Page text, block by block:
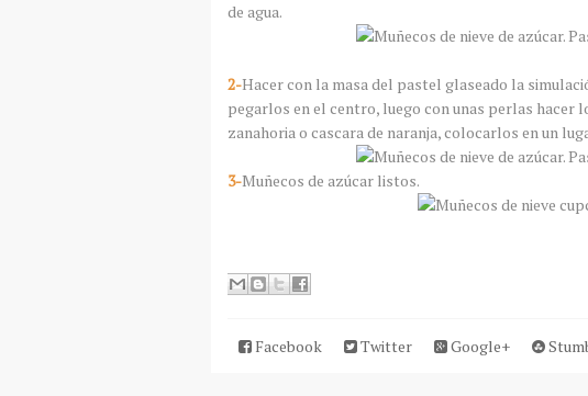
de agua.
2-Hacer con la masa del pastel glaseado la
pegarlos en el centro, luego con unas perlas hacer
zanahoria o cascara de naranja, colocarlos en un
3-Muñecos de azúcar listos.
Facebook Twitter Google+